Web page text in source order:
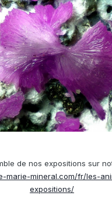
de nos expositions sur
marie-mineral.com/fr/les-
expositions/